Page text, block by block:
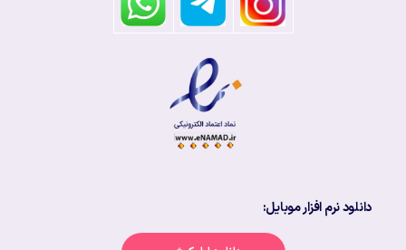
دانلود نرم افزار موبایل: